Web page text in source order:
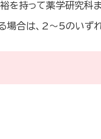
持って薬学研究科ま
場合は、2～5のいず